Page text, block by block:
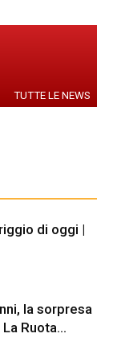
TUTTE LE NEWS
di oggi |
la sorpresa
Ruota...